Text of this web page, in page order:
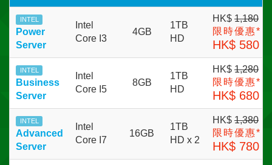
INTEL
Power
Server
Intel
Core I3
4GB
1TB
HD
HK$ 1,180
限時優惠*
HK$ 580
INTEL
Business
Server
Intel
Core I5
8GB
1TB
HD
HK$ 1,280
限時優惠*
HK$ 680
INTEL
Advanced
Server
Intel
Core I7
16GB
1TB
HD x 2
HK$ 1,380
限時優惠*
HK$ 780